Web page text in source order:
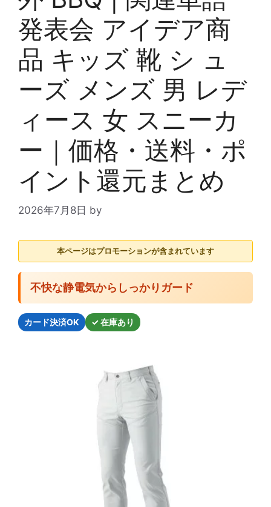
発表会 アイデア商
品 キッズ 靴 シ ュ
ーズ メンズ 男 レデ
ィース 女 スニーカ
ー｜価格・送料・ポ
イント還元まとめ
2026年7月8日 by
本ページはプロモーションが含まれています
不快な静電気からしっかりガード
カード決済OK ✓ 在庫あり